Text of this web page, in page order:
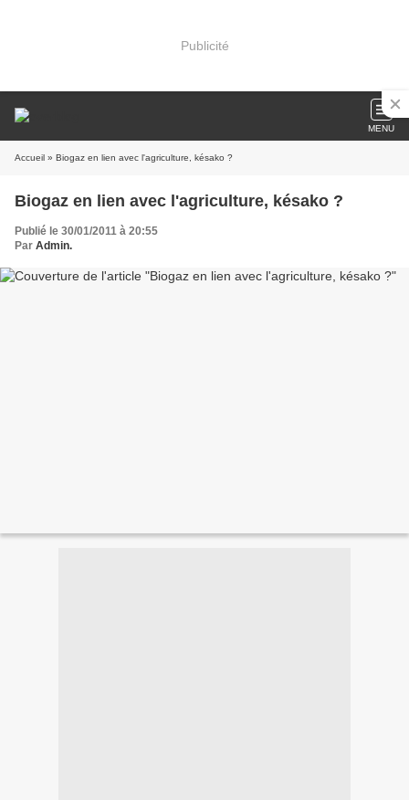
Publicité
MENU
Accueil » Biogaz en lien avec l'agriculture, késako ?
Biogaz en lien avec l'agriculture, késako ?
Publié le 30/01/2011 à 20:55
Par Admin.